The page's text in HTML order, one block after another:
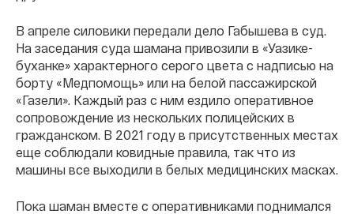
В апреле силовики передали дело Габышева в суд.
На заседания суда шамана привозили в «Уазике-
буханке» характерного серого цвета с надписью на
борту «Медпомощь» или на белой пассажирской
«Газели». Каждый раз с ним ездило оперативное
сопровождение из нескольких полицейских в
гражданском. В 2021 году в присутственных местах
еще соблюдали ковидные правила, так что из
машины все выходили в белых медицинских масках.
Пока шаман вместе с оперативниками поднимался